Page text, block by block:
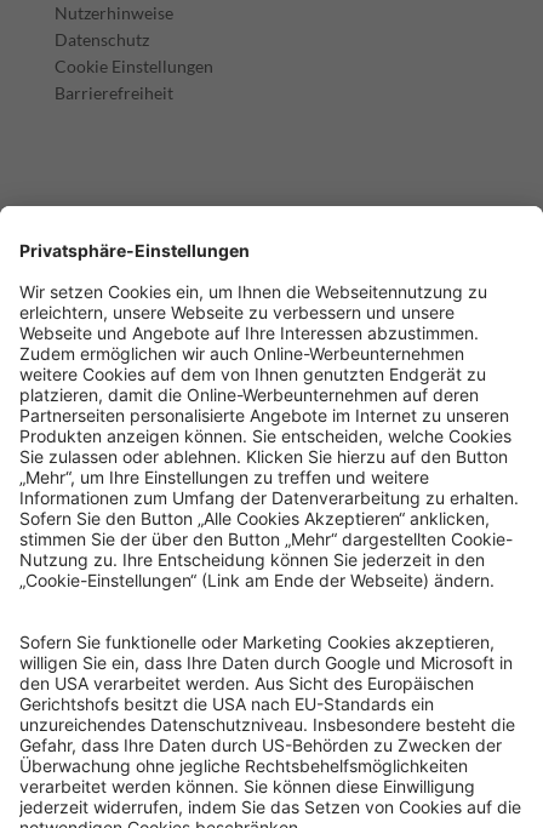
Nutzerhinweise
Datenschutz
Cookie Einstellungen
Barrierefreiheit
© Sachsenlotto 2026
sachsenlotto.de–
das Glück ist so nah.
Alle Angaben ohne Gewähr.